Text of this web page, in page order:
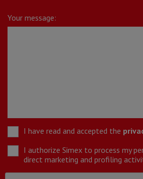
Your message:
I have read and accepted the
I authorize Simex to process my
direct marketing and profiling